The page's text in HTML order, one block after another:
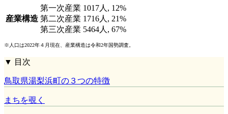
産業構造
第一次産業 1017人, 12%
第二次産業 1716人, 21%
第三次産業 5464人, 67%
※人口は2022年４月現在、産業構造は令和2年国勢調査。
▼ 目次
鳥取県湯梨浜町の３つの特徴
まちを覗く